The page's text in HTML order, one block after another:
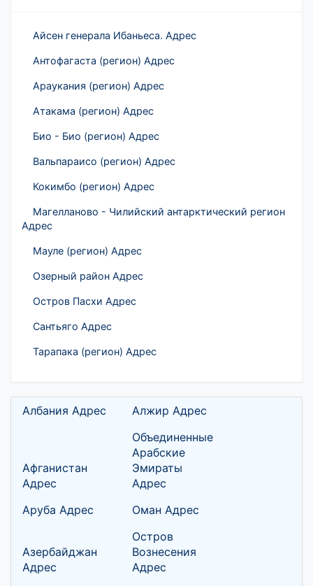
Айсен генерала Ибаньеса. Адрес
Антофагаста (регион) Адрес
Араукания (регион) Адрес
Атакама (регион) Адрес
Био - Био (регион) Адрес
Вальпараисо (регион) Адрес
Кокимбо (регион) Адрес
Магелланово - Чилийский антарктический регион
Адрес
Мауле (регион) Адрес
Озерный район Адрес
Остров Пасхи Адрес
Сантьяго Адрес
Тарапака (регион) Адрес
Албания Адрес Алжир Адрес
Афганистан
Адрес
Объединенные
Арабские
Эмираты
Адрес
Аруба Адрес
Оман Адрес
Азербайджан
Адрес
Остров
Вознесения
Адрес